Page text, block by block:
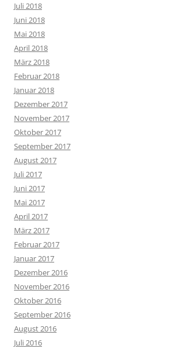
Juli 2018
Juni 2018
Mai 2018
April 2018
März 2018
Februar 2018
Januar 2018
Dezember 2017
November 2017
Oktober 2017
September 2017
August 2017
Juli 2017
Juni 2017
Mai 2017
April 2017
März 2017
Februar 2017
Januar 2017
Dezember 2016
November 2016
Oktober 2016
September 2016
August 2016
Juli 2016